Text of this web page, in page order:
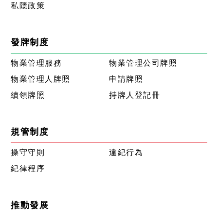
私隱政策
發牌制度
物業管理服務
物業管理公司牌照
物業管理人牌照
申請牌照
續領牌照
持牌人登記冊
規管制度
操守守則
違紀行為
紀律程序
推動發展